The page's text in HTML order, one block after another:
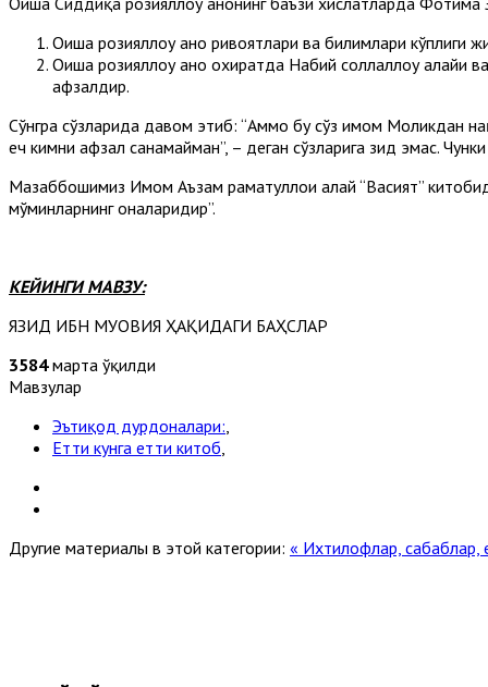
Оиша розияллоҳу анҳо ривоятлари ва билимлари кўплиги
Оиша розияллоҳу анҳо охиратда Набий соллаллоҳу алайҳи
афзалдир.
Сўнгра сўзларида давом этиб: “Аммо бу сўз имом Моликдан
ҳеч кимни афзал санамайман”, – деган сўзларига зид эмас.
Мазҳаббошимиз Имом Аъзам раҳматуллоҳи алайҳ “Васият”
мўминларнинг оналаридир”.
КЕЙИНГИ МАВЗУ:
ЯЗИД ИБН МУОВИЯ ҲАҚИДАГИ БАҲСЛАР
3584марта ўқилди
Мавзулар
Эътиқод дурдоналари:
Етти кунга етти китоб
Другие материалы в этой категории: « Ихтилофлар,